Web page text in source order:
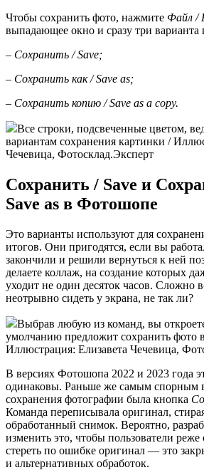
Чтобы сохранить фото, нажмите Файл /
выпадающее окно и сразу три варианта
– Сохранить / Save;
– Сохранить как / Save as;
– Сохранить копию / Save as a copy.
Все строки, подсвеченные цветом,
вариантам сохранения картинки /
Чечевица, Фотосклад.Эксперт
Сохранить / Save и
Save as в Фотошопе
Это варианты используют для
итогов. Они пригодятся, если вы
закончили и решили вернуться к ней
делаете коллаж, на создание которых
уходит не один десяток часов. Сложно
неотрывно сидеть у экрана, не так ли?
Выбрав любую из команд, вы
умолчанию предложит сохранить фото
Иллюстрация: Елизавета Чечевица,
В версиях Фотошопа 2022 и 2023 года
одинаковы. Раньше же самым спорным
сохранения фотографии была кнопка
Команда переписывала оригинал,
обработанный снимок. Вероятно,
изменить это, чтобы пользователи
стереть по ошибке оригинал — это
и альтернативных обработок.